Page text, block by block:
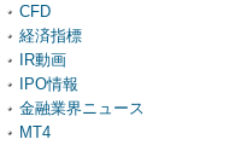
CFD
経済指標
IR動画
IPO情報
金融業界ニュース
MT4